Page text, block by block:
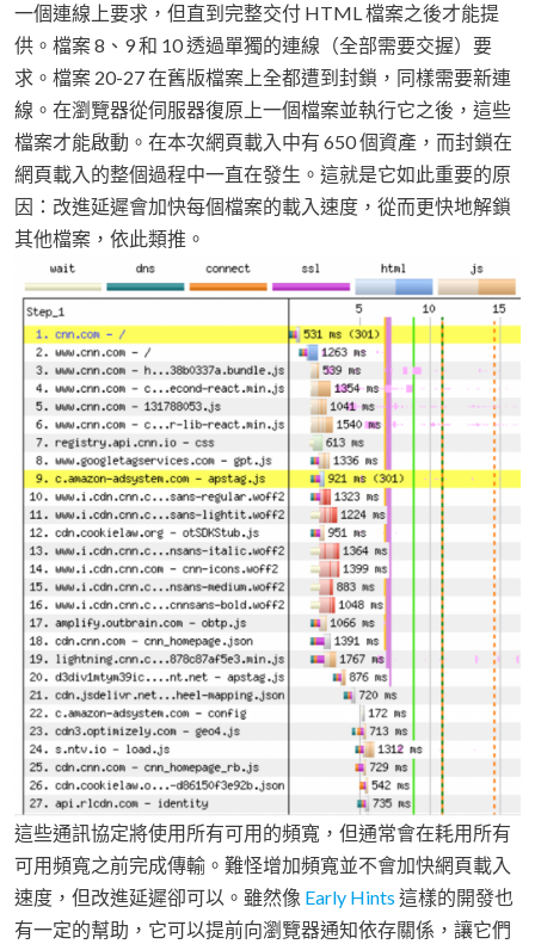
一個連線上要求，但直到完整交付 HTML 檔案之後才能提
供。檔案 8、9 和 10 透過單獨的連線（全部需要交握）要
求。檔案 20-27 在舊版檔案上全都遭到封鎖，同樣需要新連
線。在瀏覽器從伺服器復原上一個檔案並執行它之後，這些
檔案才能啟動。在本次網頁載入中有 650 個資產，而封鎖在
網頁載入的整個過程中一直在發生。這就是它如此重要的原
因：改進延遲會加快每個檔案的載入速度，從而更快地解鎖
其他檔案，依此類推。
這些通訊協定將使用所有可用的頻寬，但通常會在耗用所有
可用頻寬之前完成傳輸。難怪增加頻寬並不會加快網頁載入
速度，但改進延遲卻可以。雖然像 Early Hints 這樣的開發也
有一定的幫助，它可以提前向瀏覽器通知依存關係，讓它們